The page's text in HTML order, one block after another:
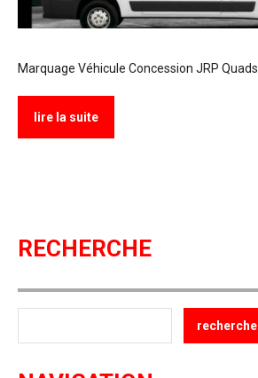
Marquage Véhicule Concession JRP Quads
lire la suite
RECHERCHE